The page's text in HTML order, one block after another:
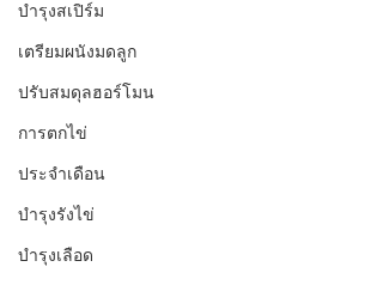
บำรุงสเปิร์ม
เตรียมผนังมดลูก
ปรับสมดุลฮอร์โมน
การตกไข่
ประจำเดือน
บำรุงรังไข่
บำรุงเลือด